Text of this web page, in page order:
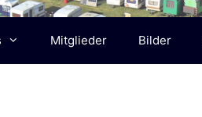
Mitglieder Bilder